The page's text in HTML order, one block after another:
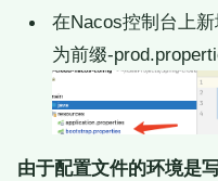
在Nacos控制台上
为前缀-
由于配置文件的环境是